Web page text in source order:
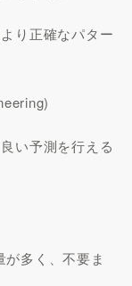
り正確なパター
い予測を行える
多く、不要ま